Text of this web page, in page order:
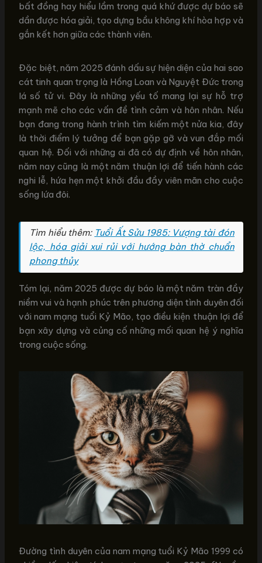
bất đồng hay hiểu lầm trong quá khứ được dự báo sẽ
dần được hóa giải, tạo dựng bầu không khí hòa hợp và
gắn kết hơn giữa các thành viên.
Đặc biệt, năm 2025 đánh dấu sự hiện diện của hai sao
cát tinh quan trọng là Hồng Loan và Nguyệt Đức trong
lá số tử vi. Đây là những yếu tố mang lại sự hỗ trợ
mạnh mẽ cho các vấn đề tình cảm và hôn nhân. Nếu
bạn đang trong hành trình tìm kiếm một nửa kia, đây
là thời điểm lý tưởng để bạn gặp gỡ và vun đắp mối
quan hệ. Đối với những ai đã có dự định về hôn nhân,
năm nay cũng là một năm thuận lợi để tiến hành các
nghi lễ, hứa hẹn một khởi đầu đầy viên mãn cho cuộc
sống lứa đôi.
Tìm hiểu thêm: Tuổi Ất Sửu 1985: Vượng tài đón
lộc, hóa giải xui rủi với hướng bàn thờ chuẩn
phong thủy
Tóm lại, năm 2025 được dự báo là một năm tràn đầy
niềm vui và hạnh phúc trên phương diện tình duyên đối
với nam mạng tuổi Kỷ Mão, tạo điều kiện thuận lợi để
bạn xây dựng và củng cố những mối quan hệ ý nghĩa
trong cuộc sống.
Đường tình duyên của nam mạng tuổi Kỷ Mão 1999 có